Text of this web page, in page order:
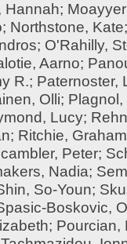
Hannah;
; Northstone, Kate
; O'Rahilly,
Aarno;
R.; Paternoster,
Olli;
Lucy;
; Ritchie,
Peter;
Nadia;
So-Youn;
Boskovic,
; Pourcian,